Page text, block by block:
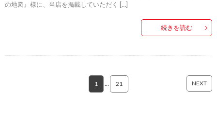
の地図』様に、当店を掲載していただく […]
続きを読む
1 … 21 NEXT